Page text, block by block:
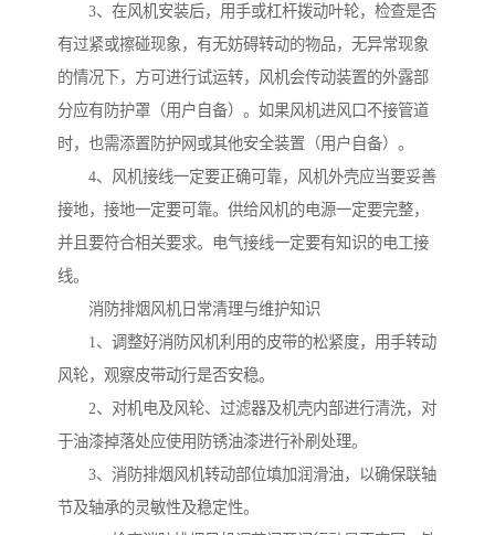
3、在风机安装后，用手或杠杆拨动叶轮，检查是否
有过紧或擦碰现象，有无妨碍转动的物品，无异常现象
的情况下，方可进行试运转，风机会传动装置的外露部
分应有防护罩（用户自备）。如果风机进风口不接管道
时，也需添置防护网或其他安全装置（用户自备）。
4、风机接线一定要正确可靠，风机外壳应当要妥善
接地，接地一定要可靠。供给风机的电源一定要完整，
并且要符合相关要求。电气接线一定要有知识的电工接
线。
消防排烟风机日常清理与维护知识
1、调整好消防风机利用的皮带的松紧度，用手转动
风轮，观察皮带动行是否安稳。
2、对机电及风轮、过滤器及机壳内部进行清洗，对
于油漆掉落处应使用防锈油漆进行补刷处理。
3、消防排烟风机转动部位填加润滑油，以确保联轴
节及轴承的灵敏性及稳定性。